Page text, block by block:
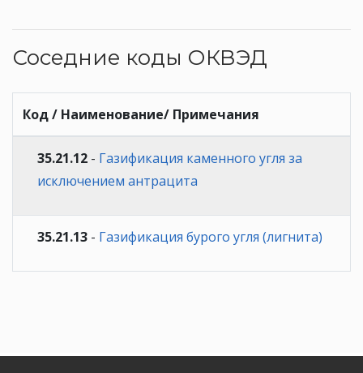
Соседние коды ОКВЭД
Код / Наименование/ Примечания
35.21.12 - Газификация каменного угля за
исключением антрацита
35.21.13 - Газификация бурого угля (лигнита)